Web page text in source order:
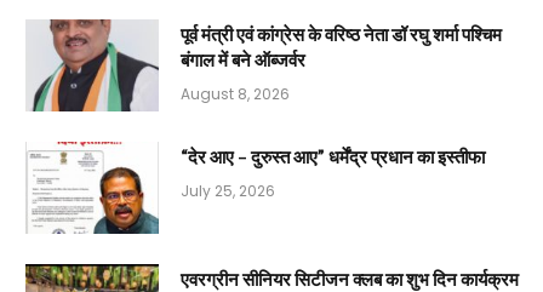
पूर्व मंत्री एवं कांग्रेस के वरिष्ठ नेता डॉ रघु शर्मा पश्चिम
बंगाल में बने ऑब्जर्वर
August 8, 2026
“देर आए – दुरुस्त आए” धर्मेंद्र प्रधान का इस्तीफा
July 25, 2026
एवरग्रीन सीनियर सिटीजन क्लब का शुभ दिन कार्यक्रम